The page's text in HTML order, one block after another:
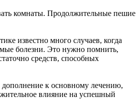
комнаты. Продолжительные пешие
известно много случаев, когда
болезни. Это нужно помнить,
средств, способных
к основному лечению,
влияние на успешный